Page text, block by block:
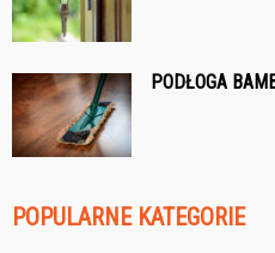
PODŁOGA
POPULARNE KATEGORIE